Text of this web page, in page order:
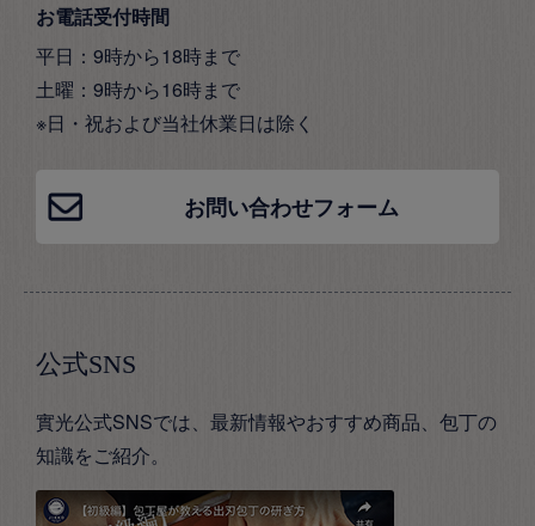
お電話受付時間
平日：9時から18時まで
土曜：9時から16時まで
※日・祝および当社休業日は除く
お問い合わせフォーム
公式SNS
實光公式SNSでは、最新情報やおすすめ商品、包丁の
知識をご紹介。